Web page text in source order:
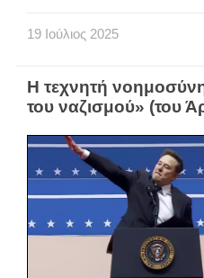
19 Ιούλιος 2025
Η τεχνητή
του ναζισμού» (του